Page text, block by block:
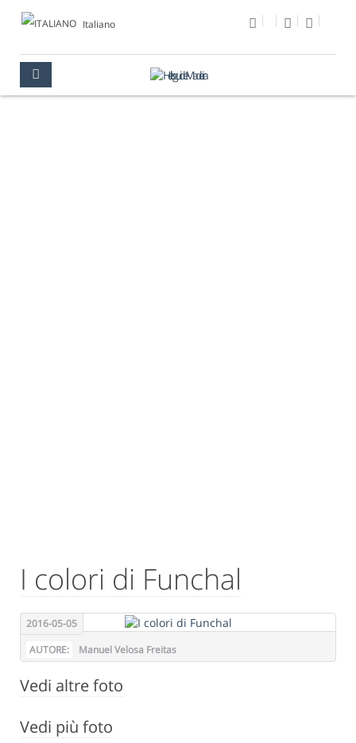
Italiano
I colori di Funchal
2016-05-05
AUTORE:
Manuel Velosa Freitas
Vedi altre foto
Vedi più foto